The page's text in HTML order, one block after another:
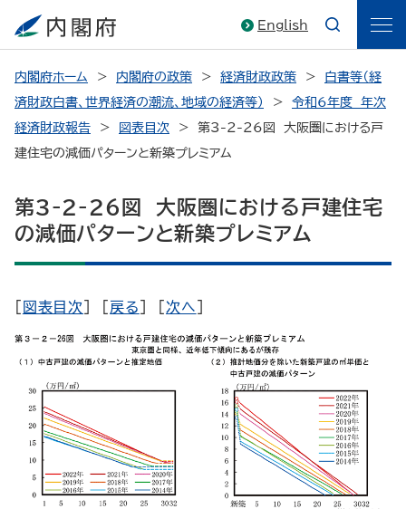
English
内閣府ホーム 内閣府の政策 経済財政政策
白書等（経
済財政白書、世界経済の潮流、地域の経済等）
令和6年度 年次
経済財政報告
図表目次
第3-2-26図 大阪圏における戸
建住宅の減価パターンと新築プレミアム
第3-2-26図 大阪圏における戸建住宅
の減価パターンと新築プレミアム
図表目次 戻る ] [次へ